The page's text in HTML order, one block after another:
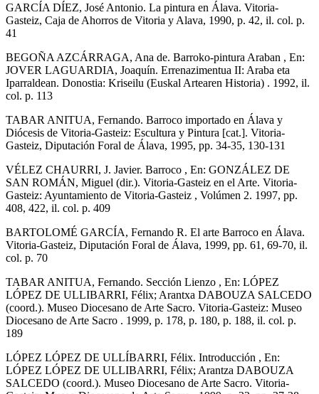
GARCÍA DÍEZ, José Antonio. La pintura en Álava. Vitoria-
Gasteiz, Caja de Ahorros de Vitoria y Alava, 1990, p. 42, il. col. p.
41
BEGOÑA AZCÁRRAGA, Ana de. Barroko-pintura Araban , En:
JOVER LAGUARDIA, Joaquín. Errenazimentua II: Araba eta
Iparraldean. Donostia: Kriseilu (Euskal Artearen Historia) . 1992, il.
col. p. 113
TABAR ANITUA, Fernando. Barroco importado en Álava y
Diócesis de Vitoria-Gasteiz: Escultura y Pintura [cat.]. Vitoria-
Gasteiz, Diputación Foral de Álava, 1995, pp. 34-35, 130-131
VÉLEZ CHAURRI, J. Javier. Barroco , En: GONZÁLEZ DE
SAN ROMÁN, Miguel (dir.). Vitoria-Gasteiz en el Arte. Vitoria-
Gasteiz: Ayuntamiento de Vitoria-Gasteiz , Volúmen 2. 1997, pp.
408, 422, il. col. p. 409
BARTOLOMÉ GARCÍA, Fernando R. El arte Barroco en Álava.
Vitoria-Gasteiz, Diputación Foral de Álava, 1999, pp. 61, 69-70, il.
col. p. 70
TABAR ANITUA, Fernando. Sección Lienzo , En: LÓPEZ
LÓPEZ DE ULLIBARRI, Félix; Arantxa DABOUZA SALCEDO
(coord.). Museo Diocesano de Arte Sacro. Vitoria-Gasteiz: Museo
Diocesano de Arte Sacro . 1999, p. 178, p. 180, p. 188, il. col. p.
189
LÓPEZ LÓPEZ DE ULLÍBARRI, Félix. Introducción , En:
LÓPEZ LÓPEZ DE ULLIBARRI, Félix; Arantza DABOUZA
SALCEDO (coord.). Museo Diocesano de Arte Sacro. Vitoria-